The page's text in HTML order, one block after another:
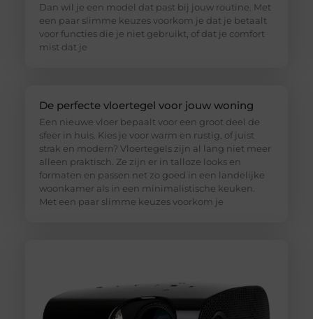
Dan wil je een model dat past bij jouw routine. Met
een paar slimme keuzes voorkom je dat je betaalt
voor functies die je niet gebruikt, of dat je comfort
mist dat je
De perfecte vloertegel voor jouw woning
Een nieuwe vloer bepaalt voor een groot deel de
sfeer in huis. Kies je voor warm en rustig, of juist
strak en modern? Vloertegels zijn al lang niet meer
alleen praktisch. Ze zijn er in talloze looks en
formaten en passen net zo goed in een landelijke
woonkamer als in een minimalistische keuken.
Met een paar slimme keuzes voorkom je